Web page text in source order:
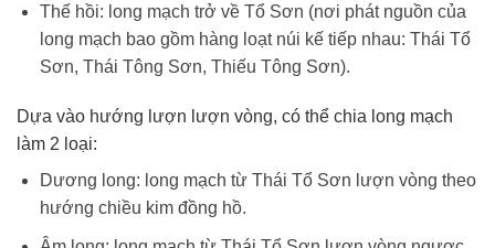
Thế hồi: long mạch trở về Tổ Sơn (nơi phát nguồn của
long mạch bao gồm hàng loạt núi kế tiếp nhau: Thái Tổ
Sơn, Thái Tông Sơn, Thiếu Tông Sơn).
Dựa vào hướng lượn lượn vòng, có thể chia long mạch
làm 2 loại:
Dương long: long mạch từ Thái Tổ Sơn lượn vòng theo
hướng chiều kim đồng hồ.